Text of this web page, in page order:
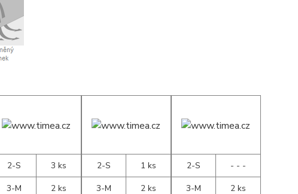
2-S
3 ks
3-M
2 ks
2-S
1 ks
3-M
2 ks
2-S
- - -
3-M
2 ks